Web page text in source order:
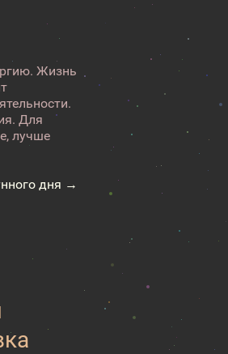
Жизнь
Для
лучше
дня →